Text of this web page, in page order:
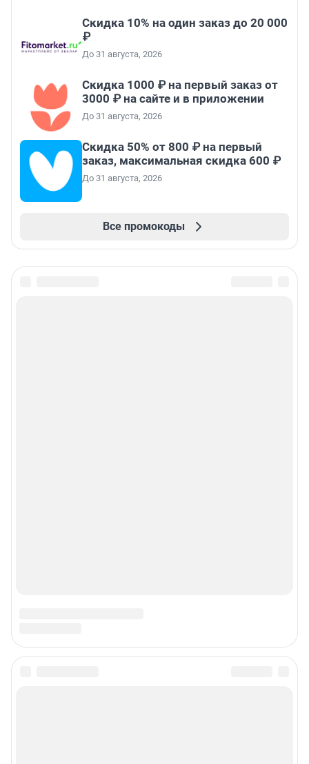
Скидка 10% на один заказ до 20 000
₽
До 31 августа, 2026
Скидка 1000 ₽ на первый заказ от
3000 ₽ на сайте и в приложении
До 31 августа, 2026
Скидка 50% от 800 ₽ на первый
заказ, максимальная скидка 600 ₽
До 31 августа, 2026
Все промокоды